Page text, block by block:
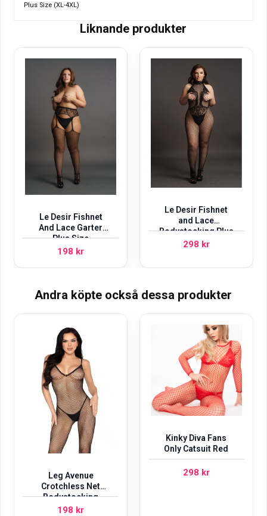
Plus Size (XL-4XL)
Liknande produkter
Le Desir Fishnet
And Lace Garter
Plus Size
198 kr
Le Desir Fishnet
and Lace
Bodystocking Plus
Size
298 kr
Andra köpte också dessa produkter
Leg Avenue
Crotchless Net
Bodystocking
198 kr
Kinky Diva Fans
Only Catsuit Red
298 kr